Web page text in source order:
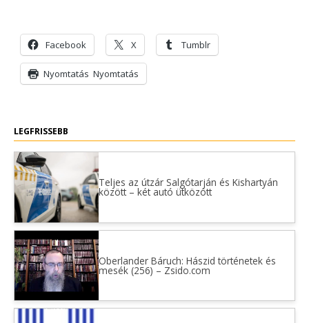
Facebook X Tumblr
Nyomtatás Nyomtatás
LEGFRISSEBB
Teljes az útzár Salgótarján és Kishartyán
között – két autó ütközött
Oberlander Báruch: Hászid történetek és
mesék (256) – Zsido.com